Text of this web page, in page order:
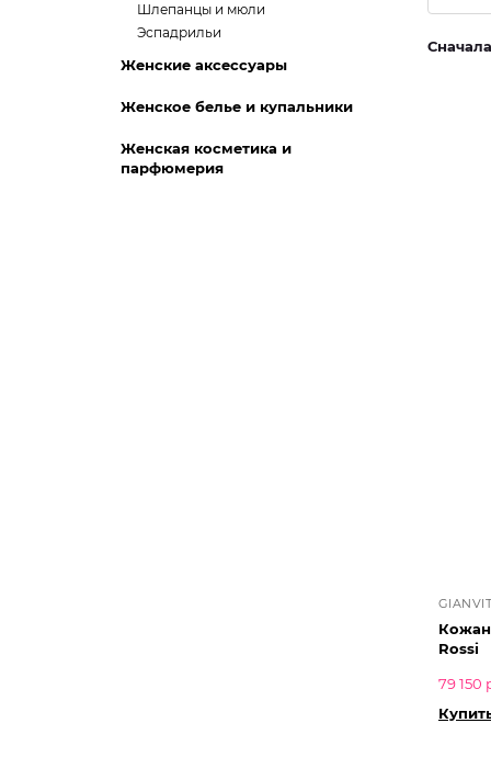
Rossi
79 150
Шлепанцы и мюли
Эспадрильи
Женские аксессуары
Женское белье и купальники
Женская косметика и
парфюмерия